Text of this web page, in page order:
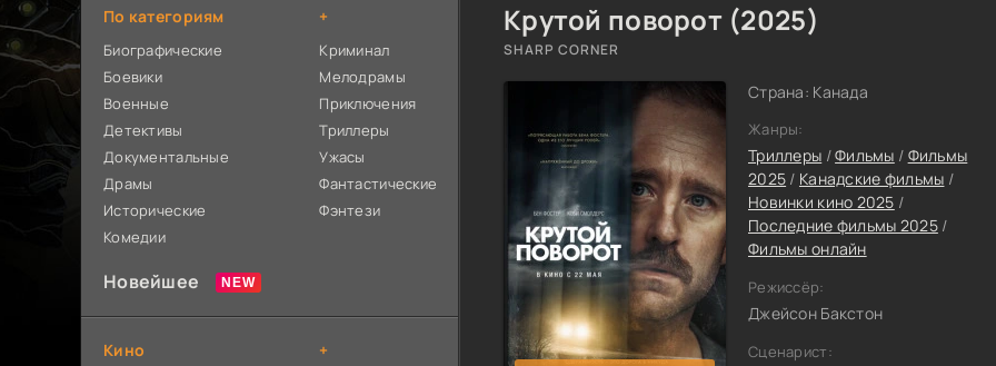
Крутой поворот (2025)
SHARP CORNER
Страна: Канада
Жанры:
Триллеры /Фильмы / Фильмы
2025 / Канадские фильмы /
Новинки кино 2025 /
Последние фильмы 2025/
Фильмы онлайн
Режиссёр:
Джейсон Бакстон
Сценарист:
По категориям
Биографические
Боевики
Военные
Детективы
Документальные
Драмы
Исторические
Комедии
+
Криминал
Мелодрамы
Приключения
Триллеры
Ужасы
Фантастические
Фэнтези
Новейшее
Кино +